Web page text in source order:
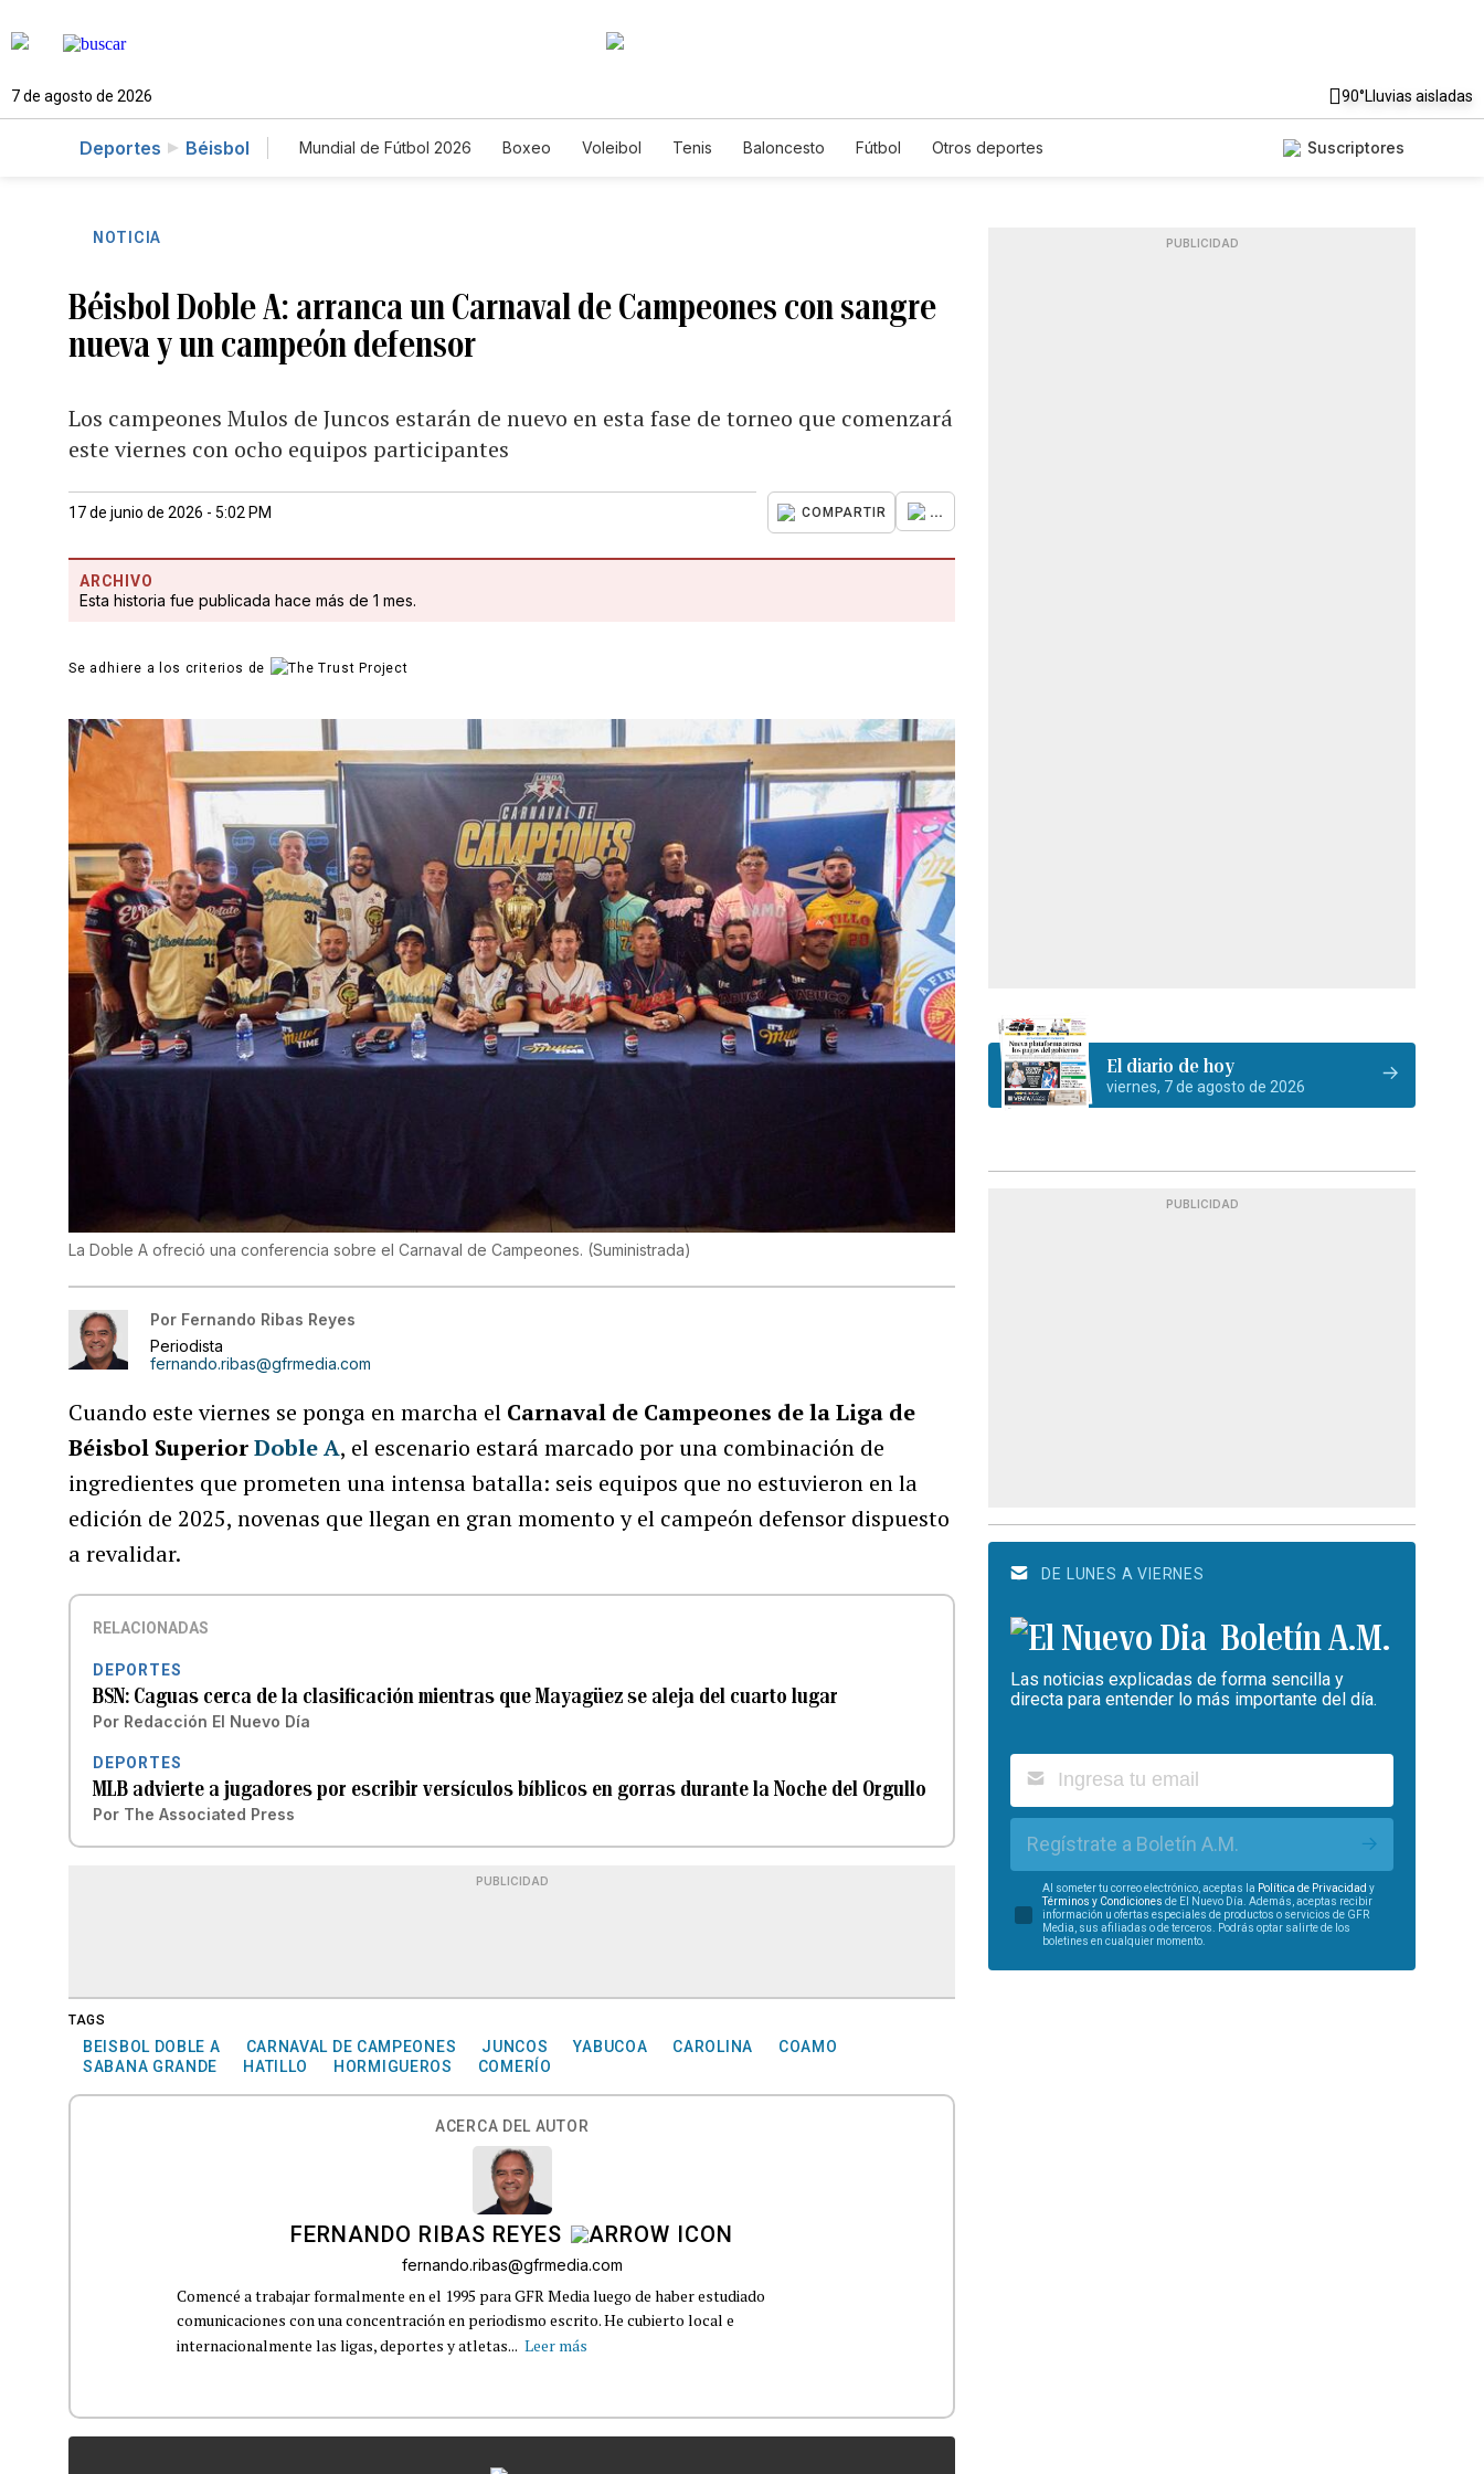
7 de agosto de 2026 90°Lluvias aisladas
Deportes Béisbol Mundial de Fútbol 2026 Boxeo Voleibol Tenis Baloncesto Fútbol Otros deportes Suscriptores
NOTICIA
Béisbol Doble A: arranca un Carnaval de Campeones con sangre
nueva y un campeón defensor
Los campeones Mulos de Juncos estarán de nuevo en esta fase de torneo que comenzará
este viernes con ocho equipos participantes
17 de junio de 2026 - 5:02 PM COMPARTIR ...
ARCHIVO
Esta historia fue publicada hace más de 1 mes.
Se adhiere a los criterios de
La Doble A ofreció una conferencia sobre el Carnaval de Campeones. (Suministrada)
Por Fernando Ribas Reyes
Periodista
fernando.ribas@gfrmedia.com
Cuando este viernes se ponga en marcha el Carnaval de Campeones de la Liga de
Béisbol SuperiorDoble A, el escenario estará marcado por una combinación de
ingredientes que prometen una intensa batalla: seis equipos que no estuvieron en la
edición de 2025, novenas que llegan en gran momento y el campeón defensor dispuesto
a revalidar.
RELACIONADAS
DEPORTES
BSN: Caguas cerca de la clasificación mientras que Mayagüez se aleja del cuarto lugar
Por Redacción El Nuevo Día
DEPORTES
MLB advierte a jugadores por escribir versículos bíblicos en gorras durante la Noche del Orgullo
Por The Associated Press
PUBLICIDAD
TAGS
BEISBOL DOBLE A CARNAVAL DE CAMPEONES JUNCOS YABUCOA CAROLINA
COAMO
SABANA GRANDE
HATILLO HORMIGUEROS COMERÍO
ACERCA DEL AUTOR
FERNANDO RIBAS REYES
fernando.ribas@gfrmedia.com
Comencé a trabajar formalmente en el 1995 para GFR Media luego de haber estudiado
comunicaciones con una concentración en periodismo escrito. He cubierto local e
internacionalmente las ligas, deportes y atletas... Leer más
PUBLICIDAD
El diario de hoy
viernes, 7 de agosto de 2026
PUBLICIDAD
DE LUNES A VIERNES
Boletín A.M.
Las noticias explicadas de forma sencilla y
directa para entender lo más importante del día.
Regístrate a Boletín A.M.
Al someter tu correo electrónico, aceptas la Política de Privacidad y
Términos y Condiciones de El Nuevo Día. Además, aceptas recibir
información u ofertas especiales de productos o servicios de GFR
Media, sus afiliadas o de terceros. Podrás optar salirte de los
boletines en cualquier momento.